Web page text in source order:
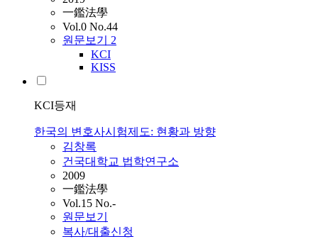
一鑑法學
Vol.0 No.44
원문보기 2
KCI
KISS
KCI등재
한국의 변호사시험제도: 현황과 방향
김창록
건국대학교 법학연구소
2009
一鑑法學
Vol.15 No.-
원문보기
복사/대출신청